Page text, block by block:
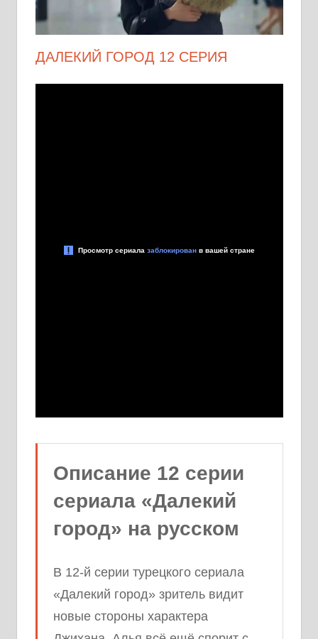
ДАЛЕКИЙ ГОРОД 12 СЕРИЯ
Описание 12 серии
сериала «Далекий
город» на русском
В 12-й серии турецкого сериала
«Далекий город» зритель видит
новые стороны характера